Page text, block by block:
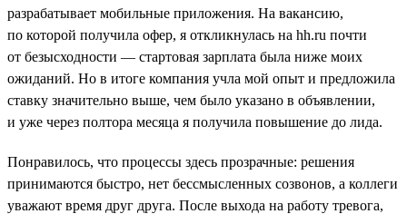
разрабатывает мобильные приложения. На вакансию,
по которой получила офер, я откликнулась на hh.ru почти
от безысходности — стартовая зарплата была ниже моих
ожиданий. Но в итоге компания учла мой опыт и предложила
ставку значительно выше, чем было указано в объявлении,
и уже через полтора месяца я получила повышение до лида.
Понравилось, что процессы здесь прозрачные: решения
принимаются быстро, нет бессмысленных созвонов, а коллеги
уважают время друг друга. После выхода на работу тревога,